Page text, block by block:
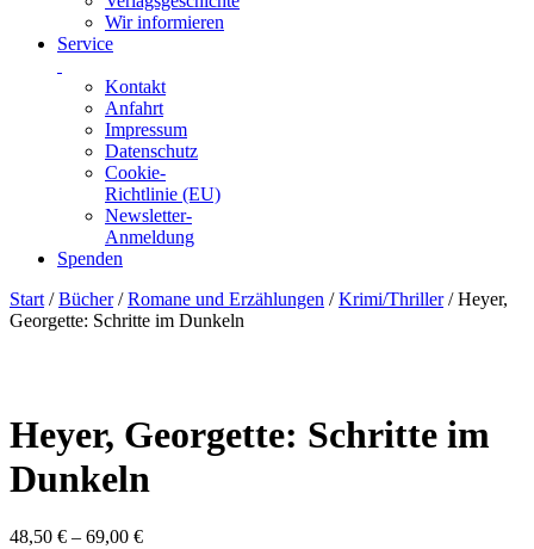
Wir informieren
Service
Kontakt
Anfahrt
Impressum
Datenschutz
Cookie-
Richtlinie (EU)
Newsletter-
Anmeldung
Spenden
Skip
to
Start /Bücher/Romane und Erzählungen /Krimi/Thriller/ Heyer,
Georgette: Schritte im Dunkeln
Heyer, Georgette: Schritte im
Dunkeln
48,50 € – 69,00 €Preisspanne: